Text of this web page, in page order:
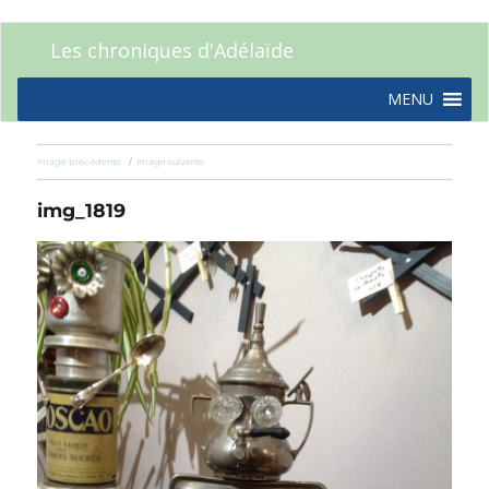
Les chroniques d'Adélaïde
MENU
Image précédente Image suivante
img_1819